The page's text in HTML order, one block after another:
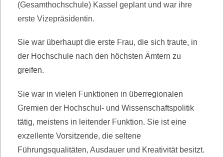
(Gesamthochschule) Kassel geplant und war ihre
erste Vizepräsidentin.
Sie war überhaupt die erste Frau, die sich traute, in
der Hochschule nach den höchsten Ämtern zu
greifen.
Sie war in vielen Funktionen in überregionalen
Gremien der Hochschul- und Wissenschaftspolitik
tätig, meistens in leitender Funktion. Sie ist eine
exzellente Vorsitzende, die seltene
Führungsqualitäten, Ausdauer und Kreativität besitzt.